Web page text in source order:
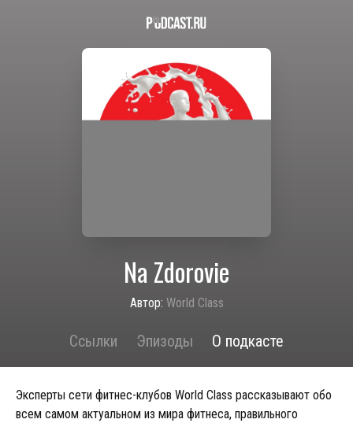
Na Zdorovie
Автор: World Class
Ссылки Эпизоды О подкасте
Эксперты сети фитнес-клубов World Class рассказывают обо
всем самом актуальном из мира фитнеса, правильного